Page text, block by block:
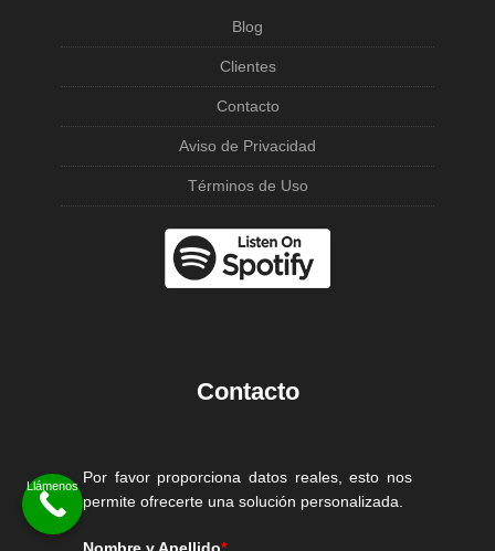
Blog
Clientes
Contacto
Aviso de Privacidad
Términos de Uso
Contacto
Por favor proporciona datos reales, esto nos
permite ofrecerte una solución personalizada.